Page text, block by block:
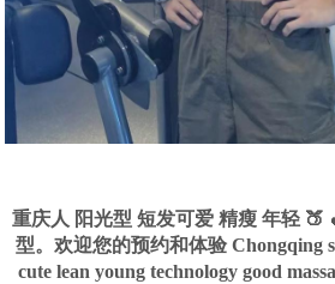
重庆人 阳光型 短发可爱 精瘦 年轻 🍑
型。欢迎您的预约和体验 Chongqing
cute lean young technology good